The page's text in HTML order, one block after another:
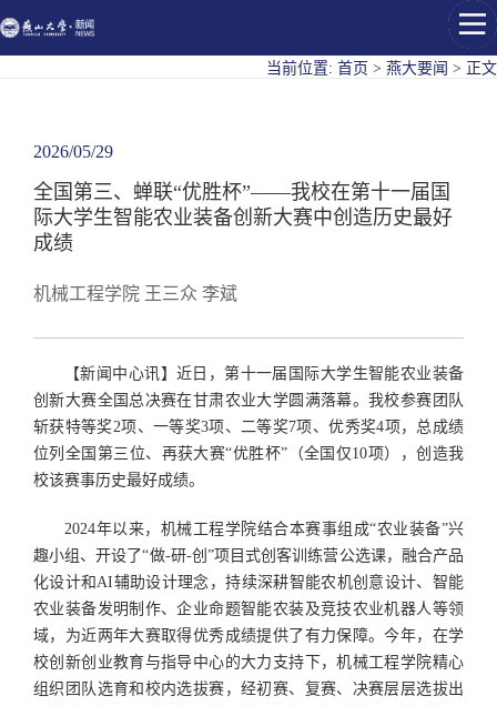
当前位置: 首页 > 燕大要闻 > 正文
2026/05/29
全国第三、蝉联“优胜杯”——我校在第十一届国
际大学生智能农业装备创新大赛中创造历史最好
成绩
机械工程学院 王三众 李斌
【新闻中心讯】近日，第十一届国际大学生智能农业装备
创新大赛全国总决赛在甘肃农业大学圆满落幕。我校参赛团队
斩获特等奖2项、一等奖3项、二等奖7项、优秀奖4项，总成绩
位列全国第三位、再获大赛“优胜杯”（全国仅10项），创造我
校该赛事历史最好成绩。
2024年以来，机械工程学院结合本赛事组成“农业装备”兴
趣小组、开设了“做-研-创”项目式创客训练营公选课，融合产品
化设计和AI辅助设计理念，持续深耕智能农机创意设计、智能
农业装备发明制作、企业命题智能农装及竞技农业机器人等领
域，为近两年大赛取得优秀成绩提供了有力保障。今年，在学
校创新创业教育与指导中心的大力支持下，机械工程学院精心
组织团队选育和校内选拔赛，经初赛、复赛、决赛层层选拔出